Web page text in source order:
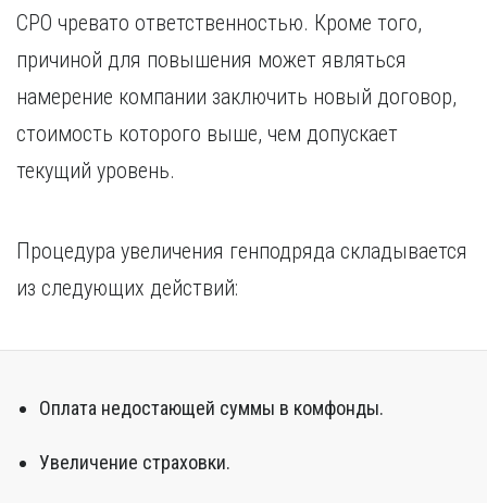
СРО чревато ответственностью. Кроме того,
причиной для повышения может являться
намерение компании заключить новый договор,
стоимость которого выше, чем допускает
текущий уровень.
Процедура увеличения генподряда складывается
из следующих действий:
Оплата недостающей суммы в комфонды.
Увеличение страховки.